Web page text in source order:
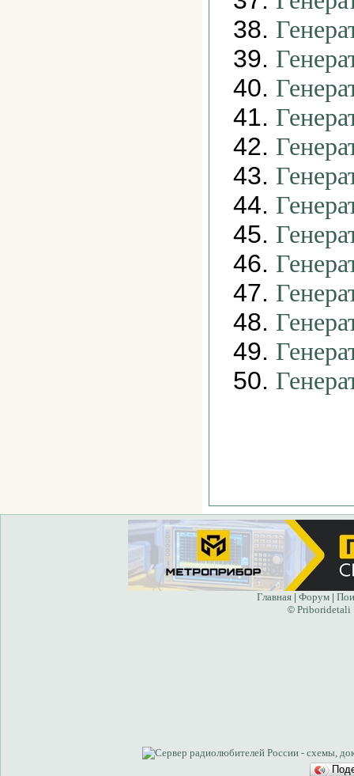
38.
39.
40.
41.
42.
43.
44.
45.
46.
47.
48.
49.
50.
Главная |Форум |
© Priboridetali